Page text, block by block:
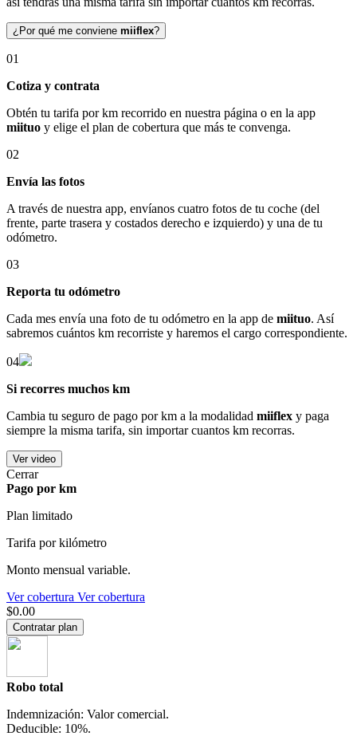
¿Por qué me conviene miiflex?
01
Cotiza y contrata
Obtén tu tarifa por km recorrido en nuestra página o en la app
miituo y elige el plan de cobertura que más te convenga.
02
Envía las fotos
A través de nuestra app, envíanos cuatro fotos de tu coche (del
frente, parte trasera y costados derecho e izquierdo) y una de tu
odómetro.
03
Reporta tu odómetro
Cada mes envía una foto de tu odómetro en la app de miituo. Así
sabremos cuántos km recorriste y haremos el cargo correspondiente.
04
Si recorres muchos km
Cambia tu seguro de pago por km a la modalidad miiflex y paga
siempre la misma tarifa, sin importar cuantos km recorras.
Ver video
Cerrar
Pago por km
Plan limitado
Tarifa por kilómetro
Monto mensual variable.
Ver cobertura Ver cobertura
$0.00
Contratar plan
Robo total
Indemnización: Valor comercial.
Deducible: 10%.